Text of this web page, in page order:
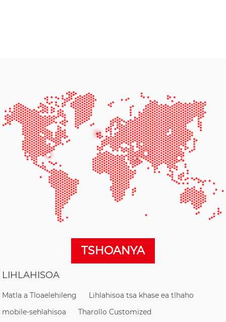
TSHOANYA
LIHLAHISOA
Matla a Tloaelehileng
Lihlahisoa tsa khase ea tlhaho
mobile-sehlahisoa
Tharollo Customized